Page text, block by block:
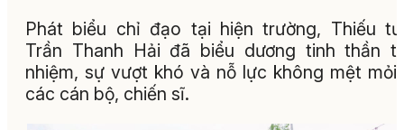
Phát biểu chỉ đạo tại hiện trường, Thiếu
Trần Thanh Hải đã biểu dương tinh thần
nhiệm, sự vượt khó và nỗ lực không mệt mỏi
các cán bộ, chiến sĩ.